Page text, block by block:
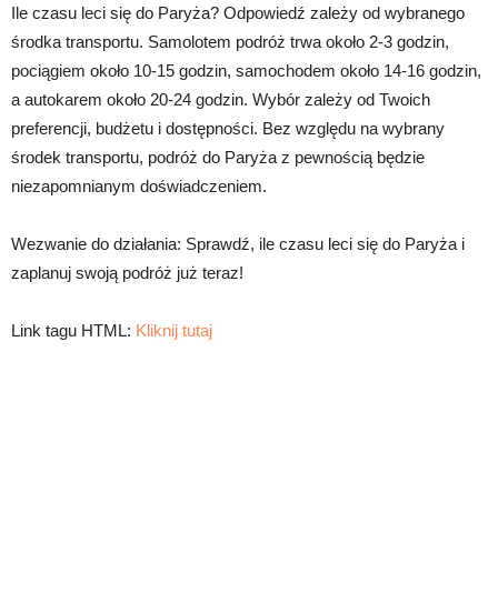
Ile czasu leci się do Paryża? Odpowiedź zależy od wybranego
środka transportu. Samolotem podróż trwa około 2-3 godzin,
pociągiem około 10-15 godzin, samochodem około 14-16 godzin,
a autokarem około 20-24 godzin. Wybór zależy od Twoich
preferencji, budżetu i dostępności. Bez względu na wybrany
środek transportu, podróż do Paryża z pewnością będzie
niezapomnianym doświadczeniem.
Wezwanie do działania: Sprawdź, ile czasu leci się do Paryża i
zaplanuj swoją podróż już teraz!
Link tagu HTML: Kliknij tutaj